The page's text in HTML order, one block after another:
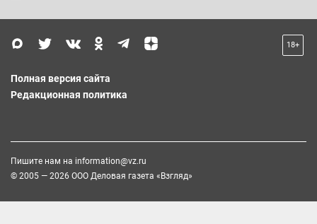
18+
Полная версия сайта
Редакционная политика
Пишите нам на information@vz.ru
© 2005 — 2026 ООО Деловая газета «Взгляд»